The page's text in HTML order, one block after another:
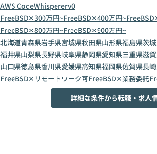
AWS CodeWhispererv0
FreeBSD✕300万円~FreeBSD✕400万円~
FreeBSD✕800万円~FreeBSD✕900万円~
北海道青森県岩手県宮城県秋田県山形県福島県茨
福井県山梨県長野県岐阜県静岡県愛知県三重県滋
山口県徳島県香川県愛媛県高知県福岡県佐賀県長
FreeBSD✕リモートワーク可FreeBSD✕業務委託
詳細な条件から転職・求人